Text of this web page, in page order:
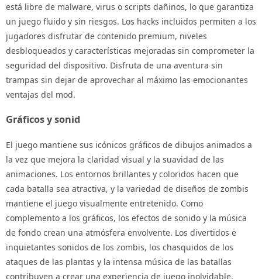
está libre de malware, virus o scripts dañinos, lo que garantiza
un juego fluido y sin riesgos. Los hacks incluidos permiten a los
jugadores disfrutar de contenido premium, niveles
desbloqueados y características mejoradas sin comprometer la
seguridad del dispositivo. Disfruta de una aventura sin
trampas sin dejar de aprovechar al máximo las emocionantes
ventajas del mod.
Gráficos y sonid
El juego mantiene sus icónicos gráficos de dibujos animados a
la vez que mejora la claridad visual y la suavidad de las
animaciones. Los entornos brillantes y coloridos hacen que
cada batalla sea atractiva, y la variedad de diseños de zombis
mantiene el juego visualmente entretenido. Como
complemento a los gráficos, los efectos de sonido y la música
de fondo crean una atmósfera envolvente. Los divertidos e
inquietantes sonidos de los zombis, los chasquidos de los
ataques de las plantas y la intensa música de las batallas
contribuyen a crear una experiencia de juego inolvidable.